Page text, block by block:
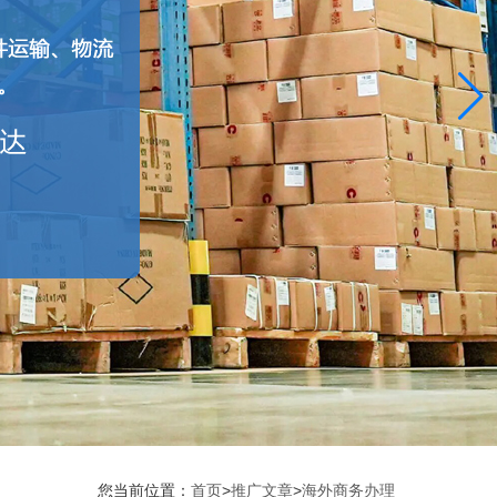
您当前位置： 首页>推广文章>海外商务办理